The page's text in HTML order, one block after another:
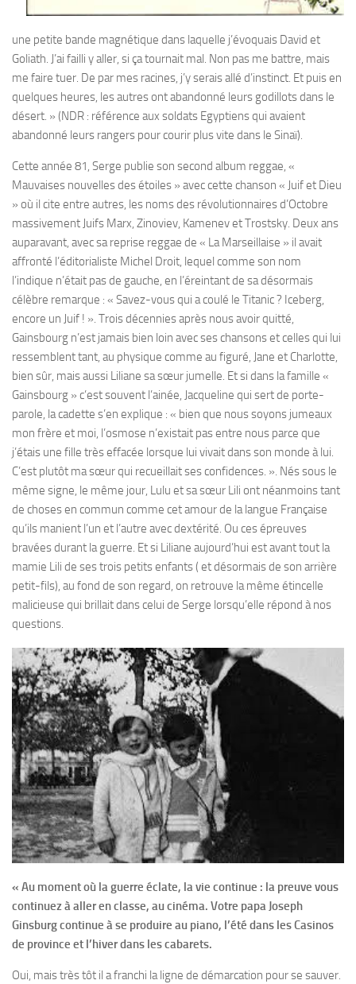
une petite bande magnétique dans laquelle j’évoquais David et
Goliath. J’ai failli y aller, si ça tournait mal. Non pas me battre, mais
me faire tuer. De par mes racines, j’y serais allé d’instinct. Et puis en
quelques heures, les autres ont abandonné leurs godillots dans le
désert. » (NDR : référence aux soldats Egyptiens qui avaient
abandonné leurs rangers pour courir plus vite dans le Sinaï).
Cette année 81, Serge publie son second album reggae, «
Mauvaises nouvelles des étoiles » avec cette chanson « Juif et Dieu
» où il cite entre autres, les noms des révolutionnaires d’Octobre
massivement Juifs Marx, Zinoviev, Kamenev et Trostsky. Deux ans
auparavant, avec sa reprise reggae de « La Marseillaise » il avait
affronté l’éditorialiste Michel Droit, lequel comme son nom
l’indique n’était pas de gauche, en l’éreintant de sa désormais
célèbre remarque : « Savez-vous qui a coulé le Titanic ? Iceberg,
encore un Juif ! ». Trois décennies après nous avoir quitté,
Gainsbourg n’est jamais bien loin avec ses chansons et celles qui lui
ressemblent tant, au physique comme au figuré, Jane et Charlotte,
bien sûr, mais aussi Liliane sa sœur jumelle. Et si dans la famille «
Gainsbourg » c’est souvent l’ainée, Jacqueline qui sert de porte-
parole, la cadette s’en explique : « bien que nous soyons jumeaux
mon frère et moi, l’osmose n’existait pas entre nous parce que
j’étais une fille très effacée lorsque lui vivait dans son monde à lui.
C’est plutôt ma sœur qui recueillait ses confidences. ». Nés sous le
même signe, le même jour, Lulu et sa sœur Lili ont néanmoins tant
de choses en commun comme cet amour de la langue Française
qu’ils manient l’un et l’autre avec dextérité. Ou ces épreuves
bravées durant la guerre. Et si Liliane aujourd’hui est avant tout la
mamie Lili de ses trois petits enfants ( et désormais de son arrière
petit-fils), au fond de son regard, on retrouve la même étincelle
malicieuse qui brillait dans celui de Serge lorsqu’elle répond à nos
questions.
« Au moment où la guerre éclate, la vie continue : la preuve vous
continuez à aller en classe, au cinéma. Votre papa Joseph
Ginsburg continue à se produire au piano, l’été dans les Casinos
de province et l’hiver dans les cabarets.
Oui, mais très tôt il a franchi la ligne de démarcation pour se sauver.